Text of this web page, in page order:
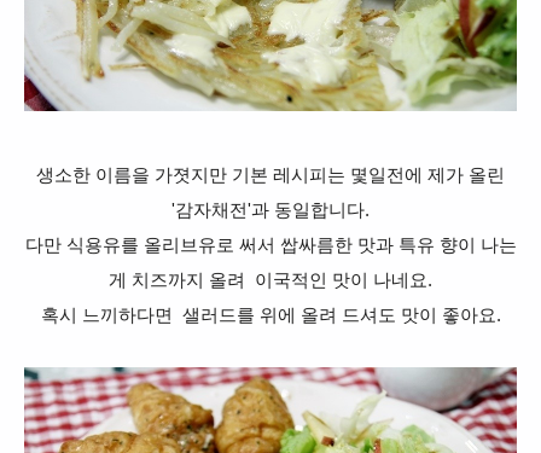
생소한 이름을 가졋지만 기본 레시피는 몇일전에 제가 올린
'감자채전'과 동일합니다.
다만 식용유를 올리브유로 써서 쌉싸름한 맛과 특유 향이 나는
게 치즈까지 올려 이국적인 맛이 나네요.
혹시
느끼하다면 샐러드를 위에 올려 드셔도 맛이 좋아요.